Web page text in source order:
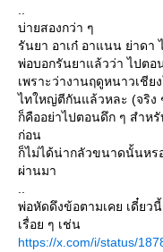
บ่ายสองกว่า ๆ
รันยา อาเก๋ อาแนน ย่าดา
พ่อบอกรันยาแล้วว่า ไปต
เพราะว่างานฤดูหนาวเชีย
ไทใหญ่ตีกันแล้วหละ (จริง
ก็คืออย่าไปตอนดึก ๆ สำห
ก่อน
ก็ไม่ได้น่ากลัวขนาดนั้นหร
ผ่านมา
พ่อหัดดึงข้อตามเคย เดี๋ย
เรื่อย ๆ เช่น
https://x.com/i/status/